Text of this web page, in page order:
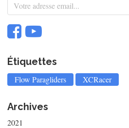
Étiquettes
Flow Paragliders XCRacer
Archives
2021